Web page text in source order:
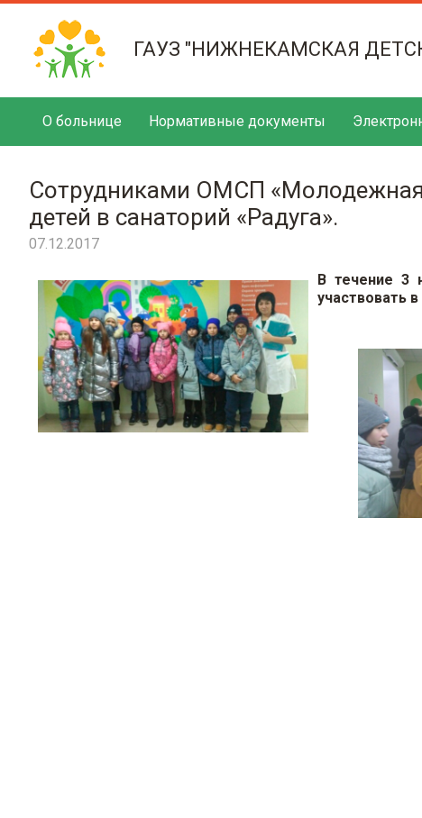
ГАУЗ "НИЖНЕКАМСКАЯ
О больнице Нормативные документы
Сотрудниками ОМСП
детей в санаторий «Радуга».
07.12.2017
В течение 3
участвовать